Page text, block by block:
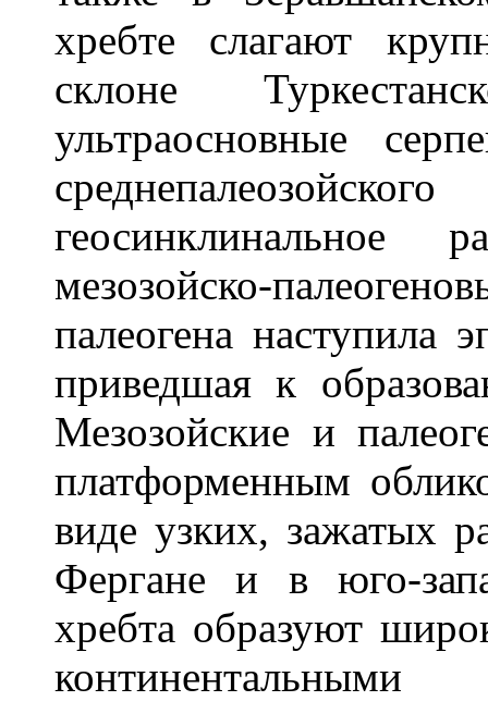
хребте слагают
склоне
ультраосновные
геосинклинальное
мезозойско-
палеогена наступила
приведшая к
Мезозойские и
платформенным
виде узких, зажатых
Фергане и в юго-
хребта образуют